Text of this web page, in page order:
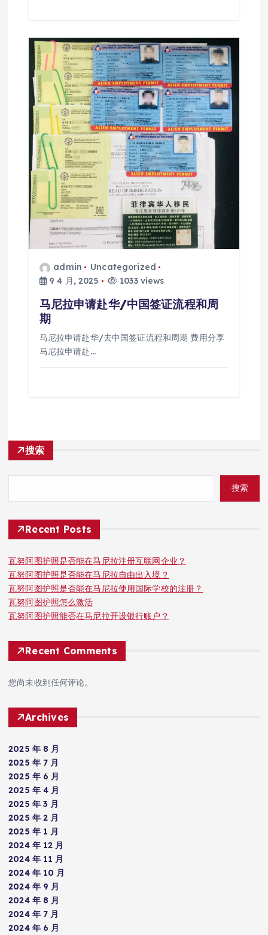
admin
Uncategorized
9 4 月, 2025
1033 views
马尼拉申请赴华/中国签证流程和周
期
马尼拉申请赴华/去中国签证流程和周期 费用分享
马尼拉申请赴…
搜索
搜索
Recent Posts
瓦努阿图护照是否能在马尼拉注册互联网企业？
瓦努阿图护照是否能在马尼拉自由出入境？
瓦努阿图护照是否能在马尼拉使用国际学校的注册？
瓦努阿图护照怎么激活
瓦努阿图护照能否在马尼拉开设银行账户？
Recent Comments
您尚未收到任何评论。
Archives
2025 年 8 月
2025 年 7 月
2025 年 6 月
2025 年 4 月
2025 年 3 月
2025 年 2 月
2025 年 1 月
2024 年 12 月
2024 年 11 月
2024 年 10 月
2024 年 9 月
2024 年 8 月
2024 年 7 月
2024 年 6 月